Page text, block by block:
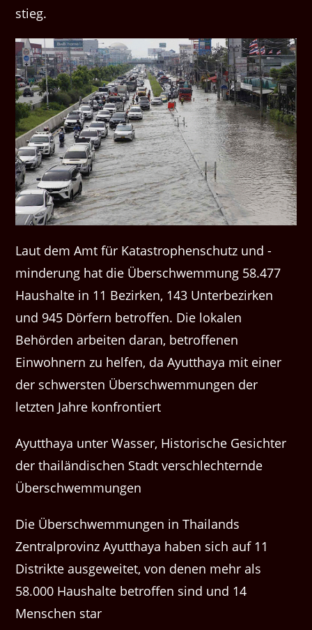
stieg.
Laut dem Amt für Katastrophenschutz und -
minderung hat die Überschwemmung 58.477
Haushalte in 11 Bezirken, 143 Unterbezirken
und 945 Dörfern betroffen. Die lokalen
Behörden arbeiten daran, betroffenen
Einwohnern zu helfen, da Ayutthaya mit einer
der schwersten Überschwemmungen der
letzten Jahre konfrontiert
Ayutthaya unter Wasser, Historische Gesichter
der thailändischen Stadt verschlechternde
Überschwemmungen
Die Überschwemmungen in Thailands
Zentralprovinz Ayutthaya haben sich auf 11
Distrikte ausgeweitet, von denen mehr als
58.000 Haushalte betroffen sind und 14
Menschen star